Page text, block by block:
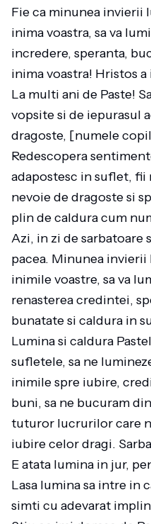
Fie ca minunea invierii
inima voastra, sa va
incredere, speranta,
inima voastra! Hristos a
La multi ani de Paste!
vopsite si de iepurasul
dragoste, [numele
Redescopera
adapostesc in suflet, fii
nevoie de dragoste si
plin de caldura cum
Azi, in zi de sarbatoare
pacea. Minunea invierii
inimile voastre, sa va
renasterea credintei,
bunatate si caldura in
Lumina si caldura
sufletele, sa ne
inimile spre iubire,
buni, sa ne bucuram
tuturor lucrurilor care
iubire celor dragi.
E atata lumina in jur,
Lasa lumina sa intre in
simti cu adevarat